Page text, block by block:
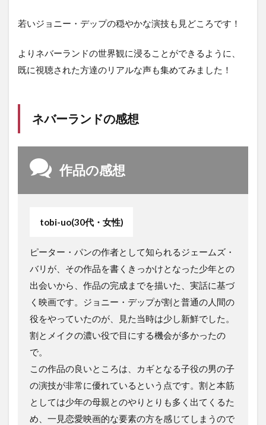
若いジョニー・デップの穏やかな演技も見どころです！
よりネバーランドの世界観に浸ることができるように、
既に視聴された方達のリアルな声も集めてみました！
ネバーランドの感想
作品の感想
tobi-uo(30代・女性)
ピーター・パンの作者として知られるジェームズ・
バリが、その作品を書くきっかけとなった少年との
出会いから、作品の完成までを描いた、実話に基づ
く映画です。ジョニー・デップが割と普通の人間の
役をやっていたのが、見た当時は少し新鮮でした。
割とメイクの濃い役で目にする機会が多かったの
で。
この作品の良いところは、カギとなる子役の男の子
の演技が非常に優れているという点です。割と本筋
としては少年の母親とのやりとりも多く出てくるた
め、一見恋愛映画的な要素の方を感じてしまうので